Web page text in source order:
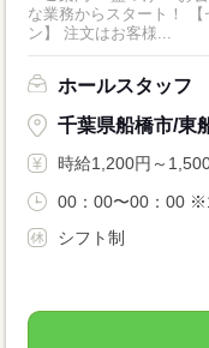
な業務からスタート！ 【セルフオーダー導入なので接客がカンタ
ン】 注文はお客様...
ホールスタッフ
千葉県船橋市/東
時給1,200円～
00：00〜00：00
シフト制